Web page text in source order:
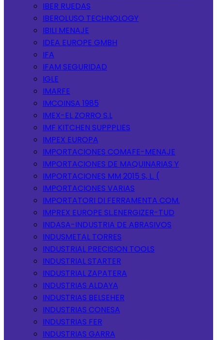
IBER RUEDAS
IBEROLUSO TECHNOLOGY
IBILI MENAJE
IDEA EUROPE GMBH
IFA
IFAM SEGURIDAD
IGLE
IMARFE
IMCOINSA 1985
IMEX-EL ZORRO S.L
IMF KITCHEN SUPPPLIES
IMPEX EUROPA
IMPORTACIONES COMAFE-MENAJE
IMPORTACIONES DE MAQUINARIAS Y
IMPORTACIONES MM 2015 S, L. (
IMPORTACIONES VARIAS
IMPORTATORI DI FERRAMENTA COM.
IMPREX EUROPE SL.ENERGIZER-TUD
INDASA-INDUSTRIA DE ABRASIVOS
INDUSMETAL TORRES
INDUSTRIAL PRECISION TOOLS
INDUSTRIAL STARTER
INDUSTRIAL ZAPATERA
INDUSTRIAS ALDAYA
INDUSTRIAS BELSEHER
INDUSTRIAS CONESA
INDUSTRIAS FER
INDUSTRIAS GARRA